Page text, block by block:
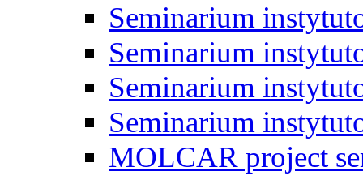
Seminarium
Seminarium
Seminarium
Seminarium
MOLCAR project